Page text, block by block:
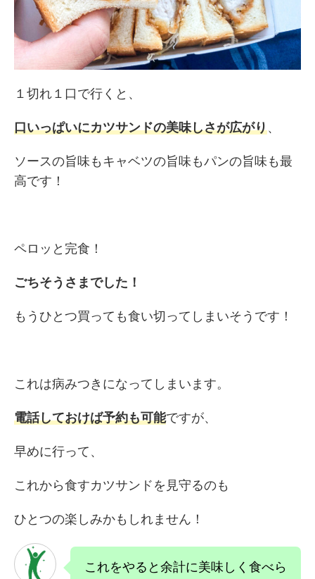
１切れ１口で行くと、
口いっぱいにカツサンドの美味しさが広がり、
ソースの旨味もキャベツの旨味もパンの旨味も最
高です！
ペロッと完食！
ごちそうさまでした！
もうひとつ買っても食い切ってしまいそうです！
これは病みつきになってしまいます。
電話しておけば予約も可能ですが、
早めに行って、
これから食すカツサンドを見守るのも
ひとつの楽しみかもしれません！
これをやると余計に美味しく食べら